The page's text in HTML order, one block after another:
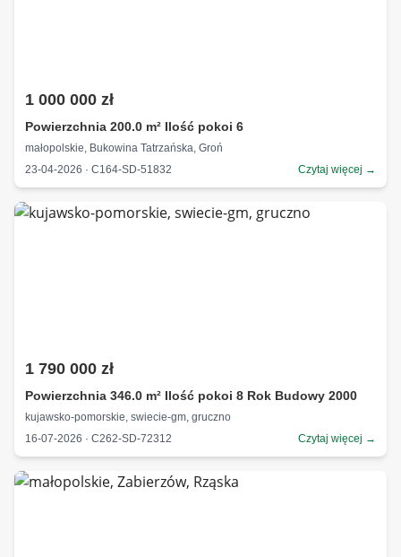
1 000 000 zł
Powierzchnia 200.0 m² Ilość pokoi 6
małopolskie, Bukowina Tatrzańska, Groń
23-04-2026 · C164-SD-51832
Czytaj więcej →
1 790 000 zł
Powierzchnia 346.0 m² Ilość pokoi 8 Rok Budowy 2000
kujawsko-pomorskie, swiecie-gm, gruczno
16-07-2026 · C262-SD-72312
Czytaj więcej →